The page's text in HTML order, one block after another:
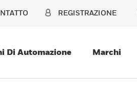
REGISTRAZIONE
Di Automazione Marchi